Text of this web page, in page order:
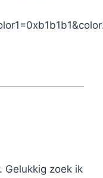
Gelukkig zoek ik